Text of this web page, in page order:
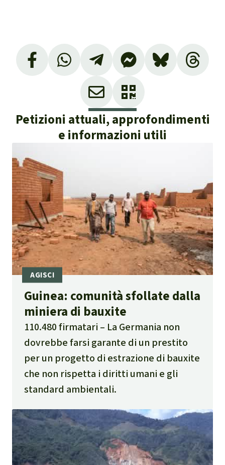
Petizioni attuali, approfondimenti
e informazioni utili
Guinea: comunità sfollate dalla
miniera di bauxite
110.480 firmatari
La Germania non
dovrebbe farsi garante di un prestito
per un progetto di estrazione di bauxite
che non rispetta i diritti umani e gli
standard ambientali.